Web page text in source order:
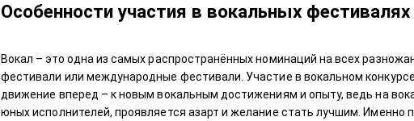
Особенности участия в вокальных фестивалях
Вокал – это одна из самых распространённых номинаций на всех
фестивали или международные фестивали. Участие в вокальном
движение вперед – к новым вокальным достижениям и опыту, ведь на
юных исполнителей, проявляется азарт и желание стать лучшим. Именно